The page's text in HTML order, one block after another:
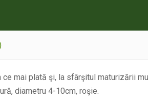
mai plată şi, la sfârşitul maturizării
diametru 4-10cm, roşie.